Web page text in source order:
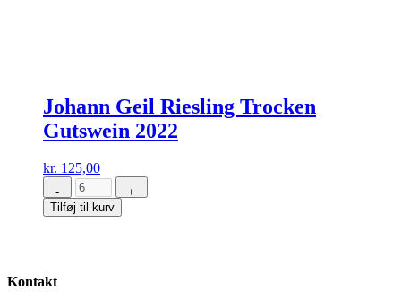
Johann Geil Riesling Trocken
Gutswein 2022
kr. 125,00
-
Johann
Geil
2022
antal
+
Tilføj til kurv
Kontakt